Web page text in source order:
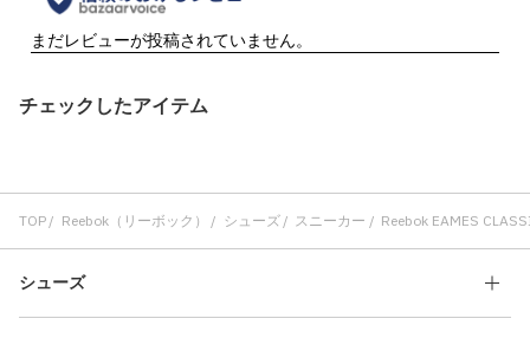
チェックしたアイテム
TOP Reebok（リーボック） シューズ スニーカー Reebok EAMES
シューズ